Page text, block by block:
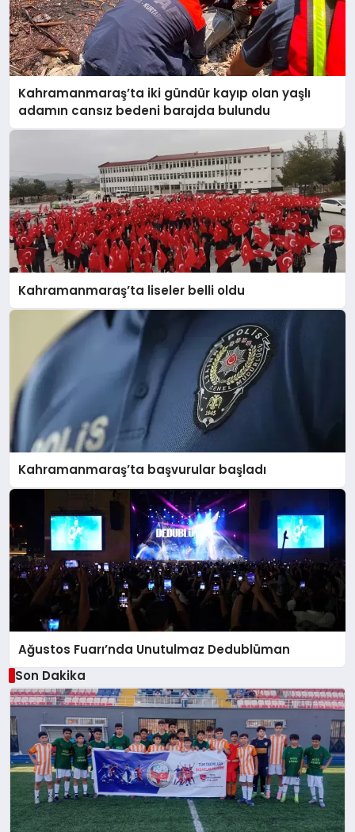
Kahramanmaraş’ta iki gündür kayıp olan yaşlı
adamın cansız bedeni barajda bulundu
Kahramanmaraş’ta liseler belli oldu
Kahramanmaraş’ta başvurular başladı
Ağustos Fuarı’nda Unutulmaz Dedublüman
Son Dakika